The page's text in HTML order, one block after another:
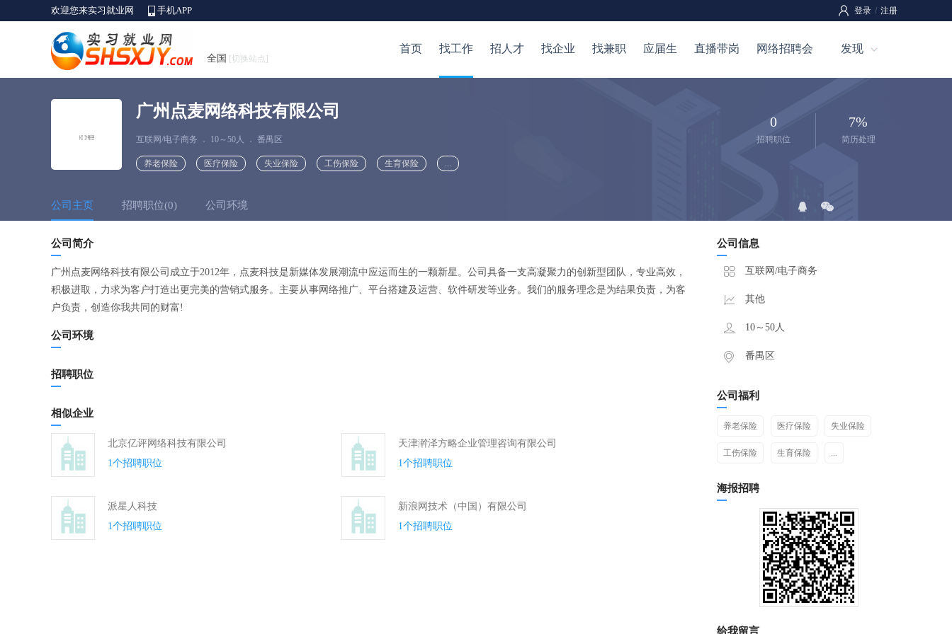
欢迎您来实习就业网 手机APP 登录 / 注册
全国 [切换站点]
首页 找工作 招人才 找企业 找兼职 应届生 直播带岗 网络招聘会 发现
广州点麦网络科技有限公司
互联网/电子商务 ． 10～50人 ． 番禺区
养老保险 医疗保险 失业保险 工伤保险 生育保险 ...
0
招聘职位
7%
简历处理
公司主页 招聘职位(0) 公司环境
公司简介
广州点麦网络科技有限公司成立于2012年，点麦科技是新媒体发展潮流中应运而生的一颗新星。公司具备一支高凝聚力的创新型团队，专业高效，
积极进取，力求为客户打造出更完美的营销式服务。主要从事网络推广、平台搭建及运营、软件研发等业务。我们的服务理念是为结果负责，为客
户负责，创造你我共同的财富!
公司环境
招聘职位
相似企业
北京亿评网络科技有限公司
1个招聘职位
天津澣泽方略企业管理咨询有限公司
1个招聘职位
派星人科技
1个招聘职位
新浪网技术（中国）有限公司
1个招聘职位
公司信息
互联网/电子商务
其他
10～50人
番禺区
公司福利
养老保险 医疗保险 失业保险
工伤保险 生育保险 ...
海报招聘
给我留言